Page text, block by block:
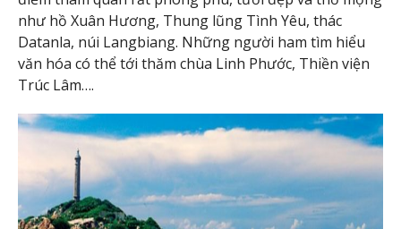
như hồ Xuân Hương, Thung lũng Tình Yêu, thác
Datanla, núi Langbiang. Những người ham tìm hiểu
văn hóa có thể tới thăm chùa Linh Phước, Thiền viện
Trúc Lâm….